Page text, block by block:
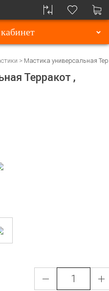
Мастика универсальная
Терракот ,